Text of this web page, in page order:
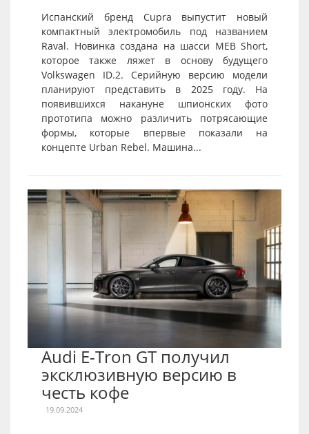
Испанский бренд Cupra выпустит новый
компактный электромобиль под названием
Raval. Новинка создана на шасси MEB Short,
которое также ляжет в основу будущего
Volkswagen ID.2. Серийную версию модели
планируют представить в 2025 году. На
появившихся накануне шпионских фото
прототипа можно различить потрясающие
формы, которые впервые показали на
концепте Urban Rebel. Машина...
Audi E-Tron GT получил
эксклюзивную версию в
честь кофе
19.09.2024